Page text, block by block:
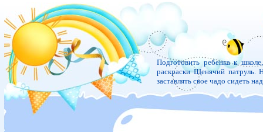
Подготовить ребенка к
раскраски Щенячий патруль.
заставлять свое чадо сидеть